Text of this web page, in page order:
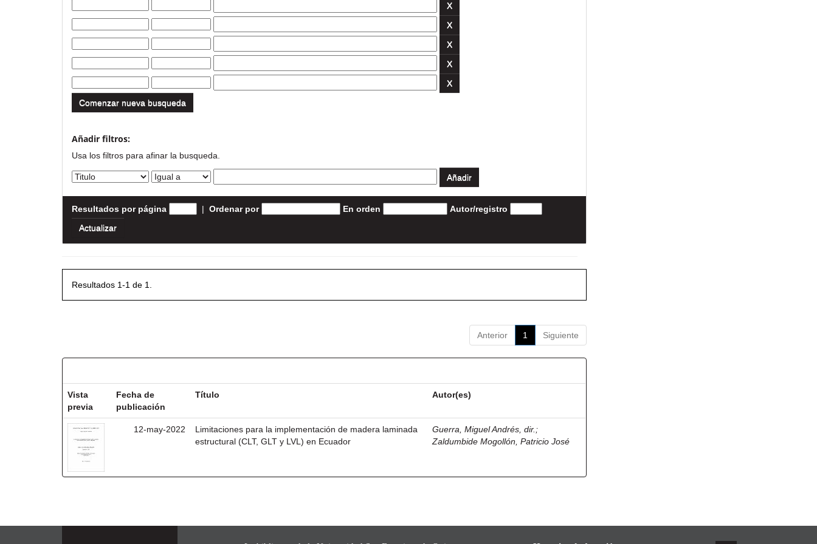
Comenzar nueva busqueda
Añadir filtros:
Usa los filtros para afinar la busqueda.
Resultados por página | Ordenar por En orden Autor/registro
Resultados 1-1 de 1.
Anterior 1 Siguiente
Vista
previa
Fecha de
publicación
Título Autor(es)
12-may-2022
Limitaciones para la implementación de madera laminada
estructural (CLT, GLT y LVL) en Ecuador
Guerra, Miguel Andrés, dir. ;
Zaldumbide Mogollón, Patricio José